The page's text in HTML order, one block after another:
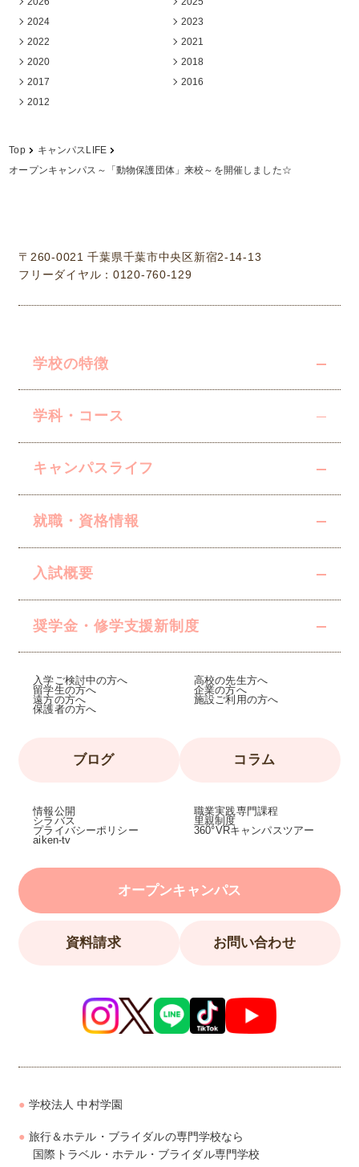
2024
2023
2022
2021
2020
2018
2017
2016
2012
Top
キャンパスLIFE
オープンキャンパス～「動物保護団体」来校～を開催しました☆
学校の特徴
学科・コース
キャンパスライフ
就職・資格情報
入試概要
奨学金・修学支援新制度
ブログ コラム
入学ご検討中の方へ
留学生の方へ
遠方の方へ
保護者の方へ
高校の先生方へ
企業の方へ
施設ご利用の方へ
職業実践専門課程
情報公開
シラバス
プライバシーポリシー
360°VRキャンパスツアー
里親制度
aiken-tv
オープンキャンパス
資料請求 お問い合わせ
学校法人 中村学園
旅行＆ホテル・ブライダルの専門学校なら
国際トラベル・ホテル・ブライダル専門学校
〒260-0021 千葉県千葉市中央区新宿2-14-13
フリーダイヤル：0120-760-129